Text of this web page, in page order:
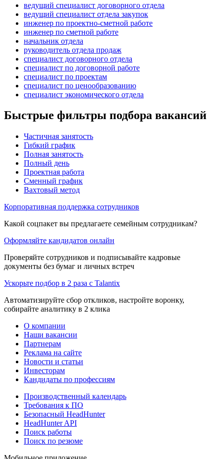
ведущий специалист договорного отдела
ведущий специалист отдела закупок
инженер по проектно-сметной работе
инженер по сметной работе
начальник отдела
руководитель отдела продаж
специалист договорного отдела
специалист по договорной работе
специалист по проектам
специалист по ценообразованию
специалист экономического отдела
Быстрые фильтры подбора вакансий
Частичная занятость
Гибкий график
Полная занятость
Полный день
Проектная работа
Сменный график
Вахтовый метод
Корпоративная поддержка сотрудников
Какой соцпакет вы предлагаете семейным сотрудникам?
Оформляйте кандидатов онлайн
Проверяйте сотрудников и подписывайте кадровые
документы без бумаг и личных встреч
Ускорьте подбор в 2 раза с Talantix
Автоматизируйте сбор откликов, настройте воронку,
собирайте аналитику в 2 клика
О компании
Наши вакансии
Партнерам
Реклама на сайте
Новости и статьи
Инвесторам
Кандидаты по профессиям
Производственный календарь
Требования к ПО
Безопасный HeadHunter
HeadHunter API
Поиск работы
Поиск по резюме